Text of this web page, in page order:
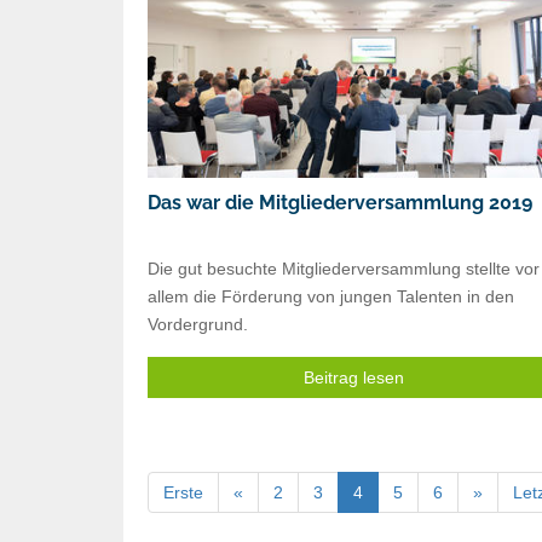
Das war die Mitgliederversammlung 2019
Die gut besuchte Mitgliederversammlung stellte vor
allem die Förderung von jungen Talenten in den
Vordergrund.
Beitrag lesen
Erste « 2 3 4 5 6 »